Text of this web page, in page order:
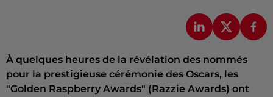
À quelques heures de la révélation des nommés
pour la prestigieuse cérémonie des Oscars, les
"Golden Raspberry Awards" (Razzie Awards) ont